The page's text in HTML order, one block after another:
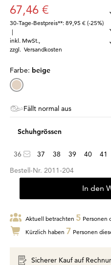
67,46 €
30-Tage-Bestpreis**: 89,95 € (-25%)
|
inkl. MwSt.
zzgl. Versandkosten
Farbe: beige
Fällt normal aus
Schuhgrössen
36 37 38 39 40 41
Bestell-Nr. 2011-204
In den
Aktuell betrachten 5 Personen
Kürzlich haben 7 Personen
Sicherer Kauf auf